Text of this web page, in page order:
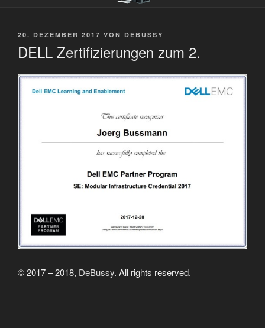
VERÖFFENTLICHT
20. DEZEMBER 2017 VON DEBUSSY
DELL Zertifizierungen zum 2.
© 2017 – 2018, DeBussy. All rights reserved.